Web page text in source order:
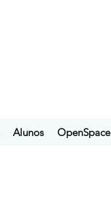
Alunos OpenSpace